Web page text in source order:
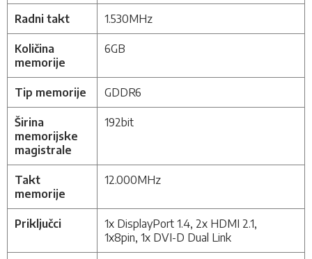
Radni takt 1.530MHz
Količina
memorije
6GB
Tip memorije GDDR6
Širina
memorijske
magistrale
192bit
Takt
memorije
12.000MHz
Priključci
1x DisplayPort 1.4, 2x HDMI 2.1,
1x8pin, 1x DVI-D Dual Link